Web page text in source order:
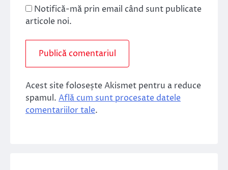
Notifică-mă prin email când sunt publicate
articole noi.
Acest site folosește Akismet pentru a reduce
spamul. Află cum sunt procesate datele
comentariilor tale.